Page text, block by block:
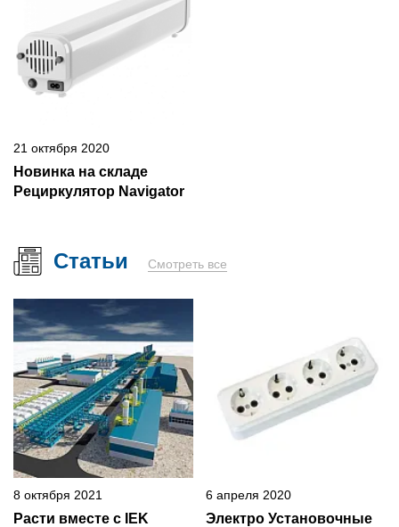
21 октября 2020
Новинка на складе
Рециркулятор Navigator
Статьи Смотреть все
8 октября 2021
Расти вместе с IEK
6 апреля 2020
Электро Установочные